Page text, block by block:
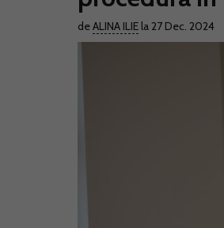
deALINA ILIE la 27 Dec. 2024